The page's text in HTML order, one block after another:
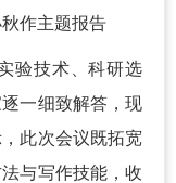
作主题报告
技术、科研选
一细致解答，现
此次会议既拓宽
与写作技能，收